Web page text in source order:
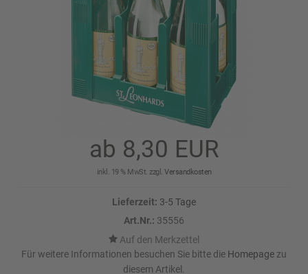
ab 8,30 EUR
inkl. 19 % MwSt. zzgl. Versandkosten
Lieferzeit: 3-5 Tage
Art.Nr.: 35556
Für weitere Informationen besuchen Sie bitte die Homepage zu
diesem Artikel.